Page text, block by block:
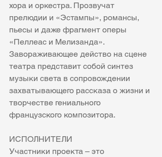
хора и оркестра. Прозвучат
прелюдии и «Эстампы», романсы,
пьесы и даже фрагмент оперы
«Пеллеас и Мелизанда».
Завораживающее действо на сцене
театра представит собой синтез
музыки света в сопровождении
захватывающего рассказа о жизни и
творчестве гениального
французского композитора.
ИСПОЛНИТЕЛИ
Участники проекта – это